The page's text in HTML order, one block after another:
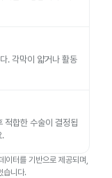
. 각막이 얇거나 활동
적합한 수술이 결정됩
.
터를 기반으로 제공되며,
습니다.